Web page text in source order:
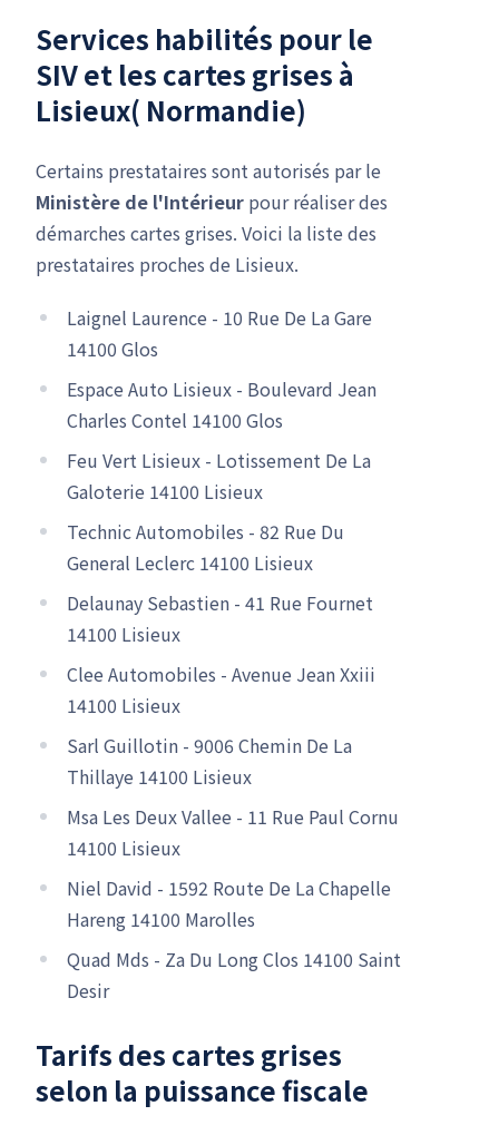
Services habilités pour le
SIVet les cartes grises à
Lisieux( Normandie)
Certains prestataires sont autorisés par le
Ministère de l'Intérieur pour réaliser des
démarches cartes grises. Voici la liste des
prestataires proches de Lisieux.
Laignel Laurence - 10 Rue De La Gare
14100 Glos
Espace Auto Lisieux - Boulevard Jean
Charles Contel 14100 Glos
Feu Vert Lisieux - Lotissement De La
Galoterie 14100 Lisieux
Technic Automobiles - 82 Rue Du
General Leclerc 14100 Lisieux
Delaunay Sebastien - 41 Rue Fournet
14100 Lisieux
Clee Automobiles - Avenue Jean Xxiii
14100 Lisieux
Sarl Guillotin - 9006 Chemin De La
Thillaye 14100 Lisieux
Msa Les Deux Vallee - 11 Rue Paul Cornu
14100 Lisieux
Niel David - 1592 Route De La Chapelle
Hareng 14100 Marolles
Quad Mds - Za Du Long Clos 14100 Saint
Desir
Tarifs des cartes grises
selon la puissance fiscale